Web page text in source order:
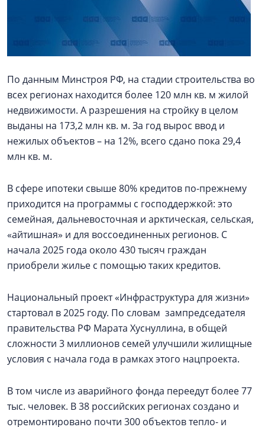
По данным Минстроя РФ, на стадии строительства во
всех регионах находится более 120 млн кв. м жилой
недвижимости. А разрешения на стройку в целом
выданы на 173,2 млн кв. м. За год вырос ввод и
нежилых объектов – на 12%, всего сдано пока 29,4
млн кв. м.
В сфере ипотеки свыше 80% кредитов по-прежнему
приходится на программы с господдержкой: это
семейная, дальневосточная и арктическая, сельская,
«айтишная» и для воссоединенных регионов. С
начала 2025 года около 430 тысяч граждан
приобрели жилье с помощью таких кредитов.
Национальный проект «Инфраструктура для жизни»
стартовал в 2025 году. По словам зампредседателя
правительства РФ Марата Хуснуллина, в общей
сложности 3 миллионов семей улучшили жилищные
условия с начала года в рамках этого нацпроекта.
В том числе из аварийного фонда переедут более 77
тыс. человек. В 38 российских регионах создано и
отремонтировано почти 300 объектов тепло- и